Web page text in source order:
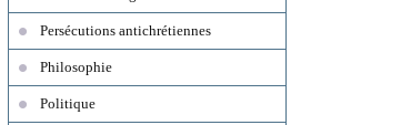
Persécutions antichrétiennes
Philosophie
Politique